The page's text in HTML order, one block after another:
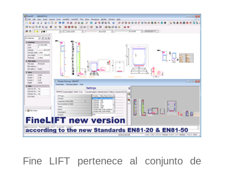
Fine LIFT pertenece al conjunto de